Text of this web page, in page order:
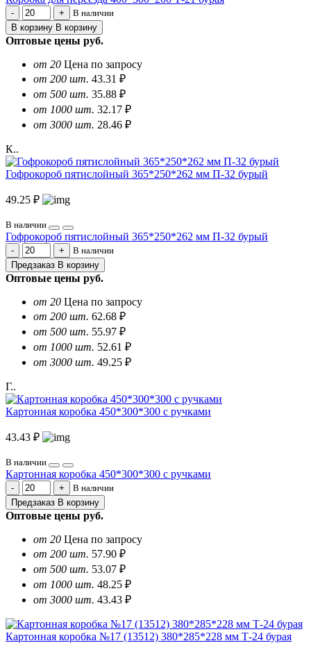
В наличии
В корзину В корзину
Оптовые цены руб.
от 20 Цена по запросу
от 200 шт. 43.31 ₽
от 500 шт. 35.88 ₽
от 1000 шт. 32.17 ₽
от 3000 шт. 28.46 ₽
К..
Гофрокороб пятислойный 365*250*262 мм П-32 бурый
49.25 ₽
В наличии
Гофрокороб пятислойный 365*250*262 мм П-32 бурый
В наличии
Предзаказ В корзину
Оптовые цены руб.
от 20 Цена по запросу
от 200 шт. 62.68 ₽
от 500 шт. 55.97 ₽
от 1000 шт. 52.61 ₽
от 3000 шт. 49.25 ₽
Г..
Картонная коробка 450*300*300 с ручками
43.43 ₽
В наличии
Картонная коробка 450*300*300 с ручками
В наличии
Предзаказ В корзину
Оптовые цены руб.
от 20 Цена по запросу
от 200 шт. 57.90 ₽
от 500 шт. 53.07 ₽
от 1000 шт. 48.25 ₽
от 3000 шт. 43.43 ₽
Картонная коробка №17 (13512) 380*285*228 мм Т-24 бурая